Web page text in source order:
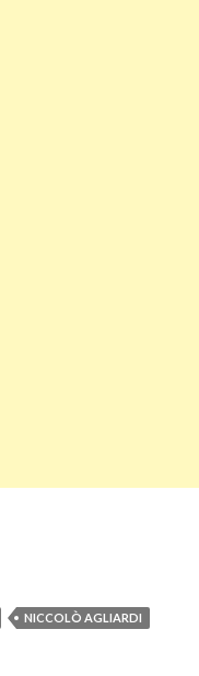
NICCOLÒ AGLIARDI